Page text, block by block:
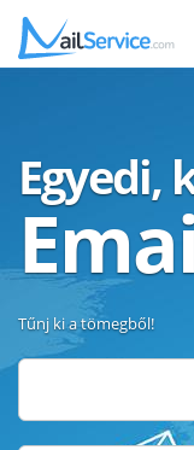
Egyedi,
Tűnj ki a tömegből!